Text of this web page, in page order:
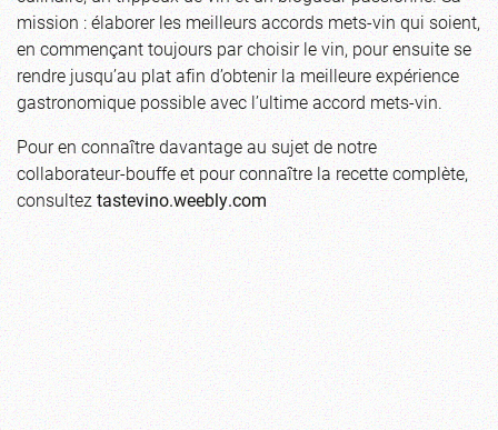
mission : élaborer les meilleurs accords mets-vin qui soient,
en commençant toujours par choisir le vin, pour ensuite se
rendre jusqu’au plat afin d’obtenir la meilleure expérience
gastronomique possible avec l’ultime accord mets-vin.
Pour en connaître davantage au sujet de notre
collaborateur-bouffe et pour connaître la recette complète,
consulteztastevino.weebly.com